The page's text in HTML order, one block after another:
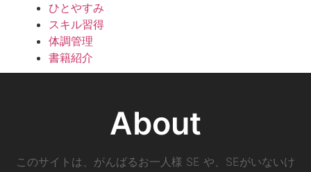
ひとやすみ
スキル習得
体調管理
書籍紹介
About
このサイトは、がんばるお一人様 SE や、SEがいないけ